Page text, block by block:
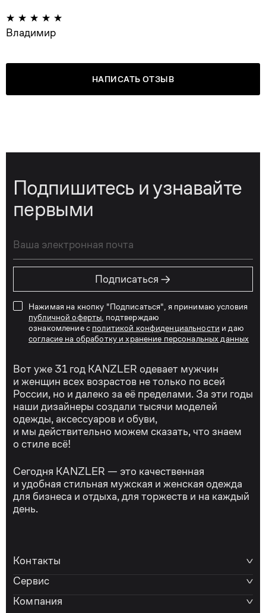
Владимир
НАПИСАТЬ ОТЗЫВ
Подпишитесь и узнавайте
первыми
Подписаться →
Нажимая на кнопку "Подписаться", я принимаю условия
публичной оферты , подтверждаю
ознакомление с политикой конфиденциальности и даю
согласие на обработку и хранение персональных данных
Вот уже 31 год KANZLER одевает мужчин
и женщин всех возрастов не только по всей
России, но и далеко за её пределами. За эти годы
наши дизайнеры создали тысячи моделей
одежды, аксессуаров и обуви,
и мы действительно можем сказать, что знаем
о стиле всё!
Сегодня KANZLER — это качественная
и удобная стильная мужская и женская одежда
для бизнеса и отдыха, для торжеств и на каждый
день.
Контакты
Сервис
Компания